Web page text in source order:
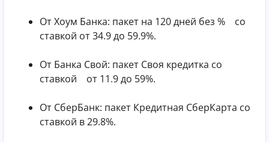
От Хоум Банка: пакет на 120 дней без % со
ставкой от 34.9 до 59.9%.
От Банка Свой: пакет Своя кредитка со
ставкой от 11.9 до 59%.
От СберБанк: пакет Кредитная СберКарта со
ставкой в 29.8%.